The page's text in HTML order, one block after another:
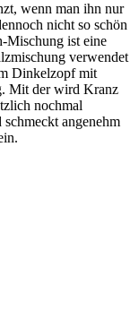
wenn man ihn nur
nicht so schön
Mischung ist eine
verwendet
Dinkelzopf mit
Mit der wird Kranz
nochmal
angenehm